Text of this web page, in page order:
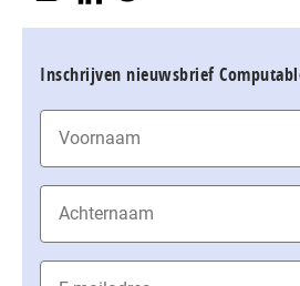
Inschrijven nieuwsbrief